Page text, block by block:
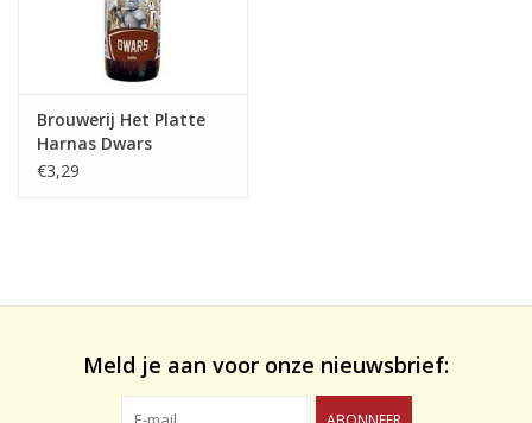
Brouwerij Het Platte
Harnas Dwars
€3,29
Meld je aan voor onze nieuwsbrief: